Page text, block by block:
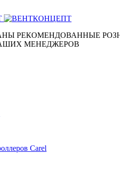
РЕКОМЕНДОВАННЫЕ
МЕНЕДЖЕРОВ
Carel